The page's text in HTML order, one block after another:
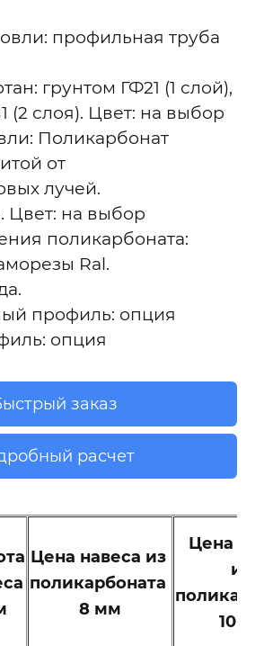
профильная труба
грунтом ГФ21 (1 слой),
(2 слоя). Цвет: на выбор
Поликарбонат
от
лучей.
Цвет: на выбор
поликарбоната:
Ral.
профиль: опция
опция
заказ
расчет
Цена навеса из
поликарбоната
8 мм
Цена
из
10